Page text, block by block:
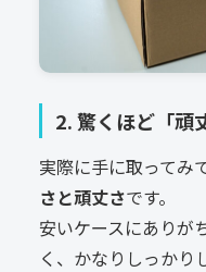
2. 驚くほど「頑
実際に手に取ってみ
さと頑丈さです。
安いケースにありが
く、かなりしっかり